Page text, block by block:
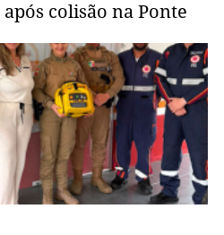
colisão na Ponte